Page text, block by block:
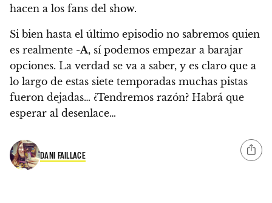
hacen a los fans del show.
Si bien hasta el último episodio no sabremos quien
es realmente -A, sí podemos empezar a barajar
opciones. La verdad se va a saber, y es claro que a
lo largo de estas siete temporadas muchas pistas
fueron dejadas… ¿Tendremos razón? Habrá que
esperar al desenlace…
DANI FAILLACE